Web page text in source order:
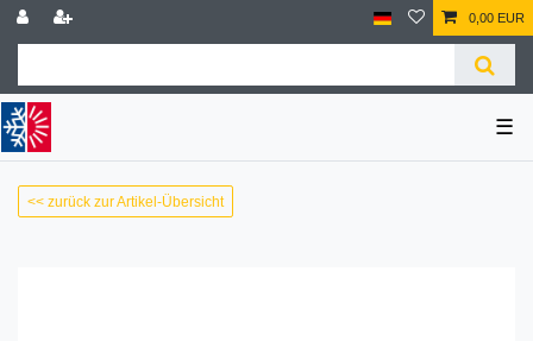
0,00 EUR
☰
<< zurück zur Artikel-Übersicht